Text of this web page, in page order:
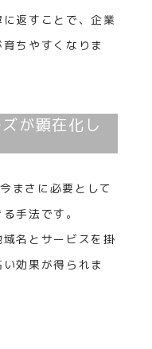
返すことで、企業
ちやすくなりま
が顕在化し
まさに必要として
手法です。
名とサービスを掛
効果が得られま